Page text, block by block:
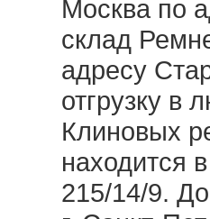
Москва по
склад
адресу
отгрузку в
Клиновых
находится
215/14/9.